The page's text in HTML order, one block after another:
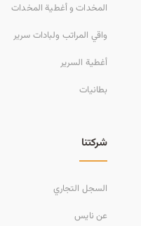
المخدات و أغطية المخدات
واقي المراتب ولبادات سرير
أغطية السرير
بطانيات
شركتنا
السجل التجاري
عن نايس